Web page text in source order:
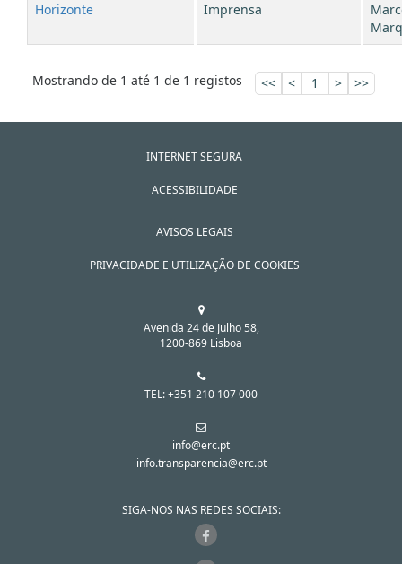
Horizonte Imprensa
Mostrando de 1 até 1 de 1 registos << < 1 > >>
INTERNET SEGURA
ACESSIBILIDADE
AVISOS LEGAIS
PRIVACIDADE E UTILIZAÇÃO DE COOKIES
Avenida 24 de Julho 58,
1200-869 Lisboa
TEL: +351 210 107 000
info@erc.pt
info.transparencia@erc.pt
SIGA-NOS NAS REDES SOCIAIS: